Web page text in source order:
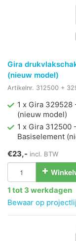
Gira
(nieuw model)
Artikelnr. 312500 +
1 x Gira
(nieuw model)
1 x Gira 312500
Basiselement
€23,- incl. BTW
1 tot 3 werkdagen
Bewaar op